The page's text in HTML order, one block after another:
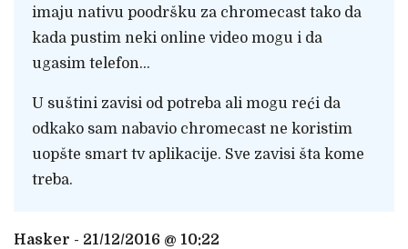
imaju nativu poodršku za chromecast tako da
kada pustim neki online video mogu i da
ugasim telefon…
U suštini zavisi od potreba ali mogu reći da
odkako sam nabavio chromecast ne koristim
uopšte smart tv aplikacije. Sve zavisi šta kome
treba.
Hasker - 21/12/2016 @ 10:22